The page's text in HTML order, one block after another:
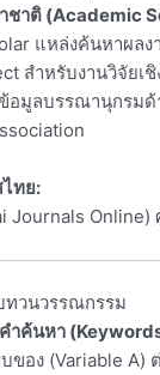
ชาติ (Academic
แหล่งค้นหาผล
สำหรับงานวิจัยเ
อมูลบรรณานุกรมด้
ทย:
Journals Online)
วนวรรณกรรม
ำค้นหา
ของ (Variable A)